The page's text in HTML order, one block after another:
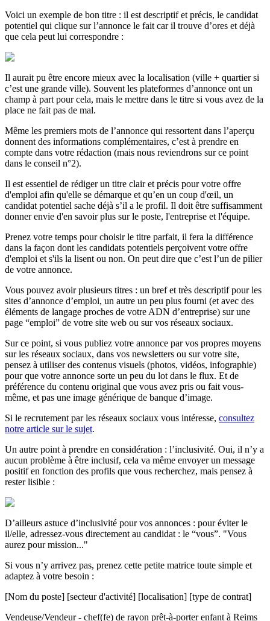
Voici un exemple de bon titre : il est descriptif et précis, le candidat
potentiel qui clique sur l’annonce le fait car il trouve d’ores et déjà
que cela peut lui correspondre :
Il aurait pu être encore mieux avec la localisation (ville + quartier si
c’est une grande ville). Souvent les plateformes d’annonce ont un
champ à part pour cela, mais le mettre dans le titre si vous avez de la
place ne fait pas de mal.
Même les premiers mots de l’annonce qui ressortent dans l’aperçu
donnent des informations complémentaires, c’est à prendre en
compte dans votre rédaction (mais nous reviendrons sur ce point
dans le conseil n°2).
Il est essentiel de rédiger un titre clair et précis pour votre offre
d'emploi afin qu'elle se démarque et qu’en un coup d'œil, un
candidat potentiel sache déjà s’il a le profil. Il doit être suffisamment
donner envie d'en savoir plus sur le poste, l'entreprise et l'équipe.
Prenez votre temps pour choisir le titre parfait, il fera la différence
dans la façon dont les candidats potentiels perçoivent votre offre
d'emploi et s'ils la lisent ou non. On peut dire que c’est l’un de pilier
de votre annonce.
Vous pouvez avoir plusieurs titres : un bref et très descriptif pour les
sites d’annonce d’emploi, un autre un peu plus fourni (et avec des
éléments de langage proches de votre ADN d’entreprise) sur une
page “emploi” de votre site web ou sur vos réseaux sociaux.
Sur ce point, si vous publiez votre annonce par vos propres moyens
sur les réseaux sociaux, dans vos newsletters ou sur votre site,
pensez à utiliser des contenus visuels (photos, vidéos, infographie)
pour que votre annonce sorte un peu du lot dans le flux. Et de
préférence du contenu original que vous avez pris ou fait vous-
même, et pas une image générique de banque d’image.
Si le recrutement par les réseaux sociaux vous intéresse, consultez
notre article sur le sujet.
Un autre point à prendre en considération : l’inclusivité. Oui, il n’y a
aucun problème à être inclusif, cela va même envoyer un message
positif en fonction des profils que vous recherchez, mais pensez à
rester lisible :
D’ailleurs astuce d’inclusivité pour vos annonces : pour éviter le
il/elle, adressez-vous directement au candidat : le “vous”. "Vous
aurez pour mission..."
Si vous n’y arrivez pas, prenez cette petite matrice toute simple et
adaptez à votre besoin :
[Nom du poste] [secteur d'activité] [localisation] [type de contrat]
Vendeuse/Vendeur - chef(fe) de rayon prêt-à-porter enfant à Reims